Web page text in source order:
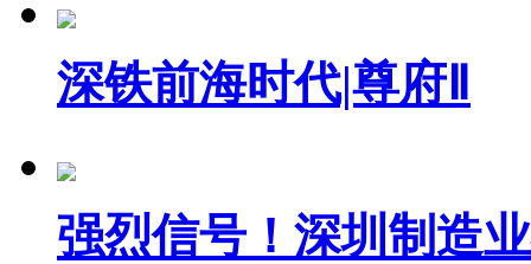
深铁前海时代|尊府Ⅱ
强烈信号！深圳制造